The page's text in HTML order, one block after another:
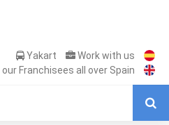
Yakart
Work with us
Franchisees all over Spain